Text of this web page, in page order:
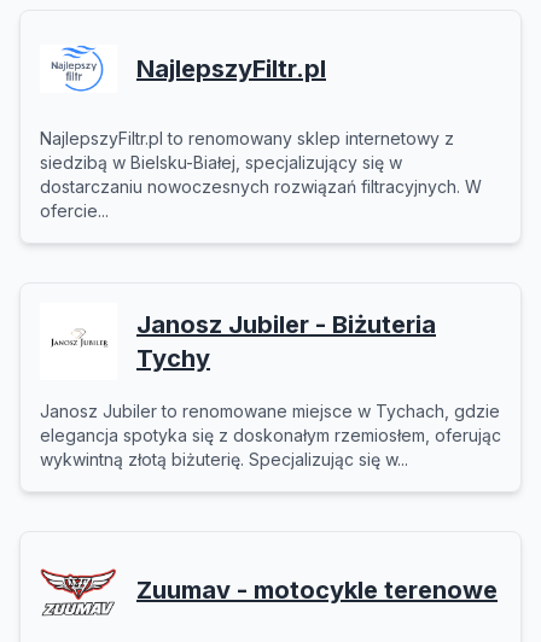
NajlepszyFiltr.pl
NajlepszyFiltr.pl to renomowany sklep internetowy z
siedzibą w Bielsku-Białej, specjalizujący się w
dostarczaniu nowoczesnych rozwiązań filtracyjnych. W
ofercie...
Janosz Jubiler - Biżuteria
Tychy
Janosz Jubiler to renomowane miejsce w Tychach, gdzie
elegancja spotyka się z doskonałym rzemiosłem, oferując
wykwintną złotą biżuterię. Specjalizując się w...
Zuumav - motocykle terenowe